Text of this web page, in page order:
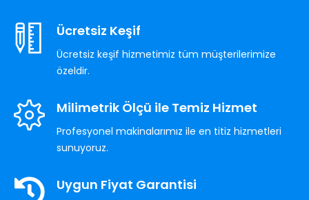
Ücretsiz Keşif
Ücretsiz keşif hizmetimiz tüm müşterilerimize
özeldir.
Milimetrik Ölçü ile Temiz Hizmet
Profesyonel makinalarımız ile en titiz hizmetleri
sunuyoruz.
Uygun Fiyat Garantisi